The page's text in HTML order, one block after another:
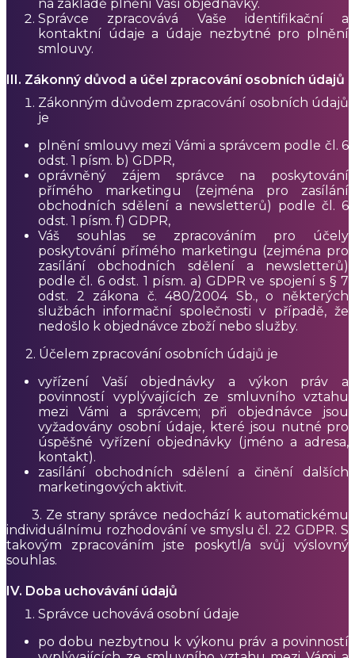
na základě plnění Vaší objednávky.
Správce zpracovává Vaše identifikační a
kontaktní údaje a údaje nezbytné pro plnění
smlouvy.
III. Zákonný důvod a účel zpracování osobních údajů
Zákonným důvodem zpracování osobních údajů
je
plnění smlouvy mezi Vámi a správcem podle čl. 6
odst. 1 písm. b) GDPR,
oprávněný zájem správce na poskytování
přímého marketingu (zejména pro zasílání
obchodních sdělení a newsletterů) podle čl. 6
odst. 1 písm. f) GDPR,
Váš souhlas se zpracováním pro účely
poskytování přímého marketingu (zejména pro
zasílání obchodních sdělení a newsletterů)
podle čl. 6 odst. 1 písm. a) GDPR ve spojení s § 7
odst. 2 zákona č. 480/2004 Sb., o některých
službách informační společnosti v případě, že
nedošlo k objednávce zboží nebo služby.
2. Účelem zpracování osobních údajů je
vyřízení Vaší objednávky a výkon práv a
povinností vyplývajících ze smluvního vztahu
mezi Vámi a správcem; při objednávce jsou
vyžadovány osobní údaje, které jsou nutné pro
úspěšné vyřízení objednávky (jméno a adresa,
kontakt).
zasílání obchodních sdělení a činění dalších
marketingových aktivit.
3. Ze strany správce nedochází k automatickému
individuálnímu rozhodování ve smyslu čl. 22 GDPR. S
takovým zpracováním jste poskytl/a svůj výslovný
souhlas.
IV. Doba uchovávání údajů
Správce uchovává osobní údaje
po dobu nezbytnou k výkonu práv a povinností